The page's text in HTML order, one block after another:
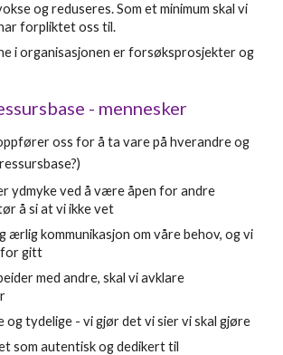
og reduseres. Som et minimum skal vi
forpliktet oss til.
i organisasjonen er forsøksprosjekter og
- mennesker
oss for å ta vare på hverandre og
ydmyke ved å være åpen for andre
å si at vi ikke vet
ærlig kommunikasjon om våre behov, og vi
for gitt
med andre, skal vi avklare
og tydelige - vi gjør det vi sier vi skal gjøre
som autentisk og dedikert til